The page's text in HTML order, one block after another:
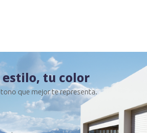
estilo, tu color
tono que mejor te representa.